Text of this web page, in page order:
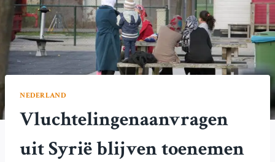
NEDERLAND
Vluchtelingenaanvragen
uit Syrië blijven toenemen